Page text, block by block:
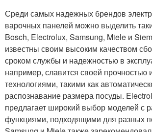
Среди самых надежных брендов
варочных панелей можно выделить
Bosch, Electrolux, Samsung, Miele и
известны своим высоким качеством
сроком службы и надежностью в
например, славится своей
технологиями, такими как
распознавание размера посуды.
предлагает широкий выбор моделей с
функциями, подходящими для разных